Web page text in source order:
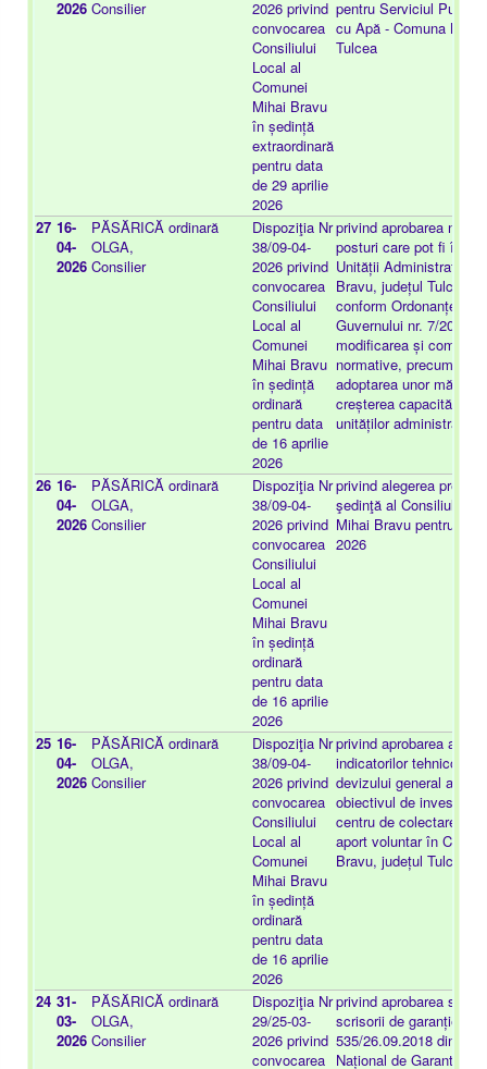
2026 Consilier
2026 privind
convocarea
Consiliului
Local al
Comunei
Mihai Bravu
în ședință
extraordinară
pentru data
de 29 aprilie
2026
pentru Serviciul Public
cu Apă - Comuna
Tulcea
27 16-
04-
2026
PĂSĂRICĂ
OLGA,
Consilier
ordinară
Dispoziţia Nr
38/09-04-
2026 privind
convocarea
Consiliului
Local al
Comunei
Mihai Bravu
în ședință
ordinară
pentru data
de 16 aprilie
2026
privind aprobarea
posturi care pot fi
Unității Administrativ-
Bravu, județul Tulcea
conform Ordonanței de
Guvernului nr. 7/2026
modificarea și
normative, precum și
adoptarea unor măsuri
creșterea capacității
unităților administrativ-
26 16-
04-
2026
PĂSĂRICĂ
OLGA,
Consilier
ordinară
Dispoziţia Nr
38/09-04-
2026 privind
convocarea
Consiliului
Local al
Comunei
Mihai Bravu
în ședință
ordinară
pentru data
de 16 aprilie
2026
privind alegerea
şedinţă al Consiliului
Mihai Bravu pentru
2026
25 16-
04-
2026
PĂSĂRICĂ
OLGA,
Consilier
ordinară
Dispoziţia Nr
38/09-04-
2026 privind
convocarea
Consiliului
Local al
Comunei
Mihai Bravu
în ședință
ordinară
pentru data
de 16 aprilie
2026
privind aprobarea
indicatorilor tehnico-
devizului general
obiectivul de investiții
centru de colectare a
aport voluntar în
Bravu, județul Tulcea"
24 31-
03-
2026
PĂSĂRICĂ
OLGA,
Consilier
ordinară
Dispoziţia Nr
29/25-03-
2026 privind
convocarea
privind aprobarea
scrisorii de garanție nr.
535/26.09.2018 din
Național de Garantare